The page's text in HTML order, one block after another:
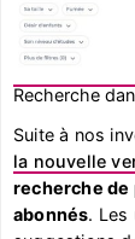
Recherche
Suite à nos
la nouvelle
recherche de
abonnés. Les